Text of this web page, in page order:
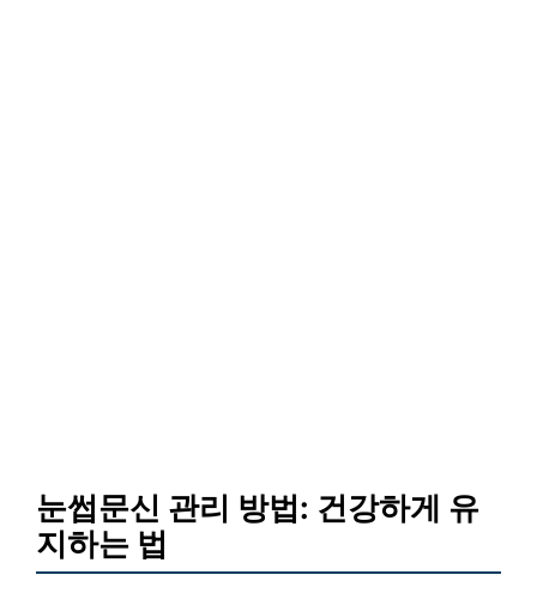
눈썹문신 관리 방법: 건강하게 유
지하는 법